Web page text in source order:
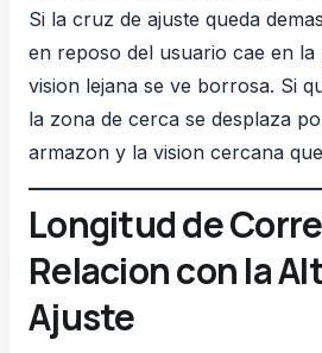
Si la cruz de ajuste queda
en reposo del usuario cae en
vision lejana se ve borrosa. Si
la zona de cerca se desplaza
armazon y la vision cercana
Longitud de
Relacion con la
Ajuste